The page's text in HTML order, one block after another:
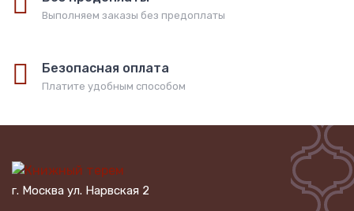
Выполняем заказы без предоплаты
Безопасная оплата
Платите удобным способом
г. Москва ул. Нарвская 2